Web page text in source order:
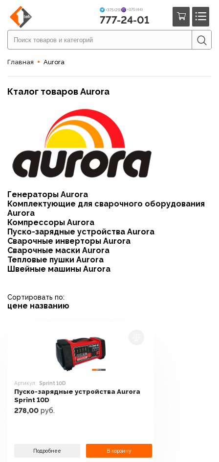
+375 (29) +375 (44)
777-24-01
Главная Aurora
Кталог товаров Aurora
Генераторы Aurora
Комплектующие для сварочного оборудования
Aurora
Компрессоры Aurora
Пуско-зарядные устройства Aurora
Сварочные инверторы Aurora
Сварочные маски Aurora
Тепловые пушки Aurora
Швейные машины Aurora
Сортировать по:
цене названию
Артикул: Sprint 10D
Пуско-зарядные устройства Aurora
Sprint 10D
278,00 руб.
Подробнее В корзину